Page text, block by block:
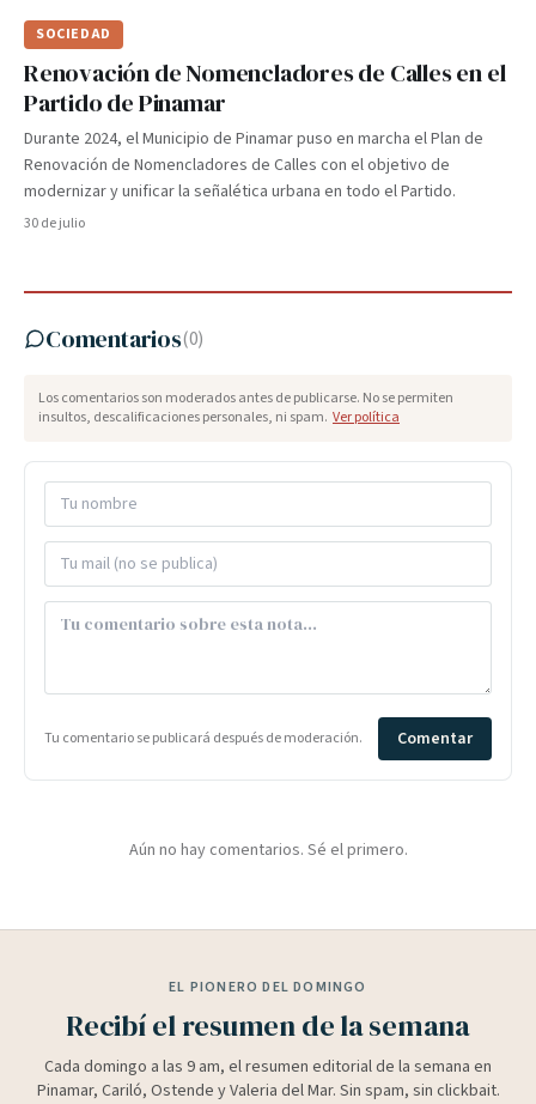
SOCIEDAD
Renovación de Nomencladores de Calles en el
Partido de Pinamar
Durante 2024, el Municipio de Pinamar puso en marcha el Plan de
Renovación de Nomencladores de Calles con el objetivo de
modernizar y unificar la señalética urbana en todo el Partido.
30 de julio
Comentarios(0)
Los comentarios son moderados antes de publicarse. No se permiten
insultos, descalificaciones personales, ni spam. Ver política
Tu comentario se publicará después de moderación. Comentar
Aún no hay comentarios. Sé el primero.
EL PIONERO DEL DOMINGO
Recibí el resumen de la semana
Cada domingo a las 9 am, el resumen editorial de la semana en
Pinamar, Cariló, Ostende y Valeria del Mar. Sin spam, sin clickbait.